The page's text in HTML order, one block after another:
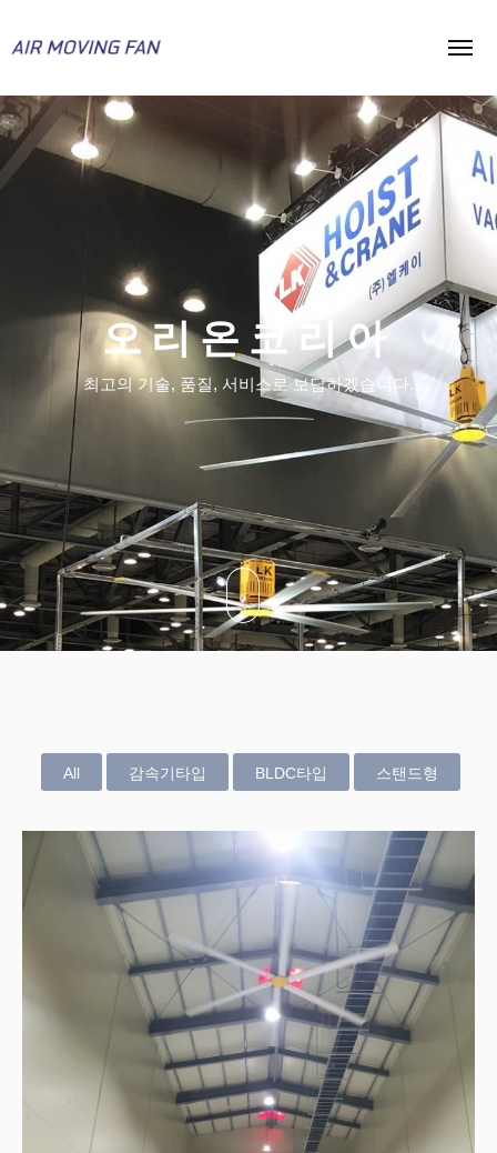
HOME
감속기타입
BLDC타입
스탠드형
설치사례
공지사항
Q&A
회사소개
소개
전화번호 안내
오시는길
오리온코리아
최고의 기술, 품질, 서비스로 보답하겠습니다.
All 감속기타입 BLDC타입 스탠드형